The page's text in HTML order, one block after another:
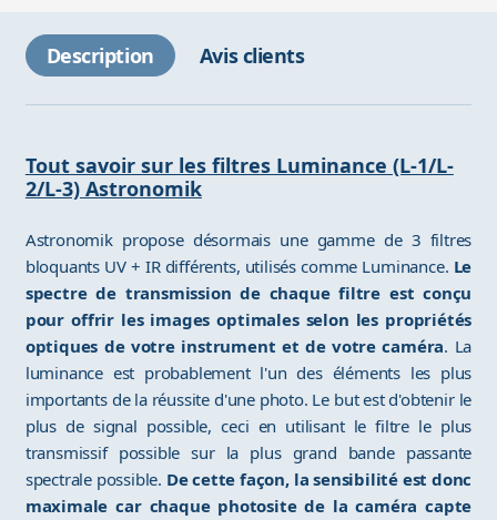
Description Avis clients
Tout savoir sur les filtres Luminance (L-1/L-
2/L-3) Astronomik
Astronomik propose désormais une gamme de 3 filtres
bloquants UV + IR différents, utilisés comme Luminance. Le
spectre de transmission de chaque filtre est conçu
pour offrir les images optimales selon les propriétés
optiques de votre instrument et de votre caméra. La
luminance est probablement l'un des éléments les plus
importants de la réussite d'une photo. Le but est d'obtenir le
plus de signal possible, ceci en utilisant le filtre le plus
transmissif possible sur la plus grand bande passante
spectrale possible. De cette façon, la sensibilité est donc
maximale car chaque photosite de la caméra capte